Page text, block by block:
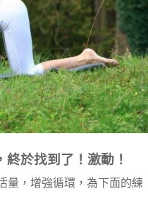
於找到了！激動！
量，增強循環，為下面的練